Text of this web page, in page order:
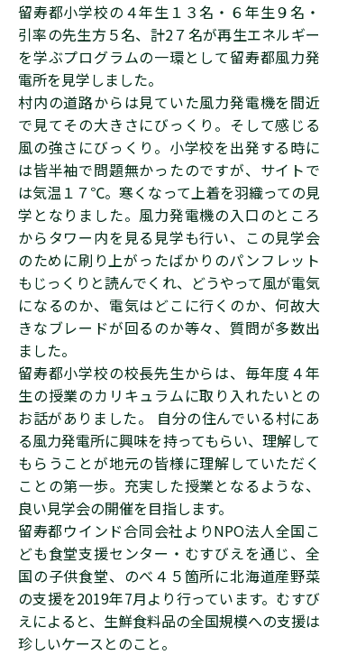
留寿都小学校の４年生１３名・６年生９名・
引率の先生方５名、計2７名が再生エネルギー
を学ぶプログラムの一環として留寿都風力発
電所を見学しました。
村内の道路からは見ていた風力発電機を間近
で見てその大きさにびっくり。そして感じる
風の強さにびっくり。小学校を出発する時に
は皆半袖で問題無かったのですが、サイトで
は気温１７℃。寒くなって上着を羽織っての見
学となりました。風力発電機の入口のところ
からタワー内を見る見学も行い、この見学会
のために刷り上がったばかりのパンフレット
もじっくりと読んでくれ、どうやって風が電気
になるのか、電気はどこに行くのか、何故大
きなブレードが回るのか等々、質問が多数出
ました。
留寿都小学校の校長先生からは、毎年度４年
生の授業のカリキュラムに取り入れたいとの
お話がありました。 自分の住んでいる村にあ
る風力発電所に興味を持ってもらい、理解して
もらうことが地元の皆様に理解していただく
ことの第一歩。充実した授業となるような、
良い見学会の開催を目指します。
留寿都ウインド合同会社よりNPO法人全国こ
ども食堂支援センター・むすびえを通じ、全
国の子供食堂、のべ４５箇所に北海道産野菜
の支援を2019年7月より行っています。むすび
えによると、生鮮食料品の全国規模への支援は
珍しいケースとのこと。